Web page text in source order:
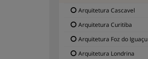
Arquitetura Cascavel
Arquitetura Curitiba
Arquitetura Foz do Iguaçu
Arquitetura Londrina